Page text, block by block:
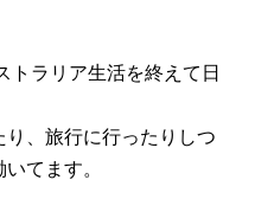
トラリア生活を終えて日
、旅行に行ったりしつ
てます。